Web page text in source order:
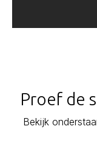
Proef de
Bekijk